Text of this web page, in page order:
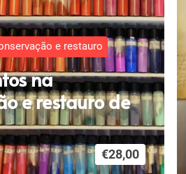
e restauro
na
e restauro de
€28,00